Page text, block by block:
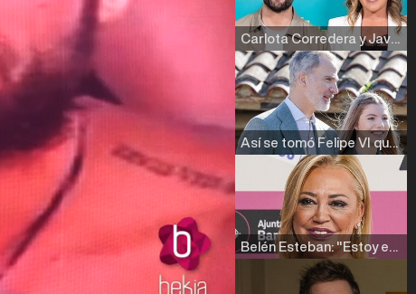
Carlota Corredera y Javier de Hoyos: "La tele tiene que representar al público también y aquí están todos los perfiles posibles&quo;
Así se tomó Felipe VI que la Infanta Sofía no quisiera recibir formación militar
Belén Esteban: "Estoy emocionada, muy contenta y muy feliz por llegar a RTVE"